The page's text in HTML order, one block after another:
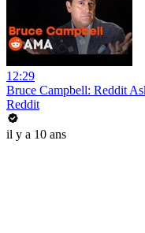
12:29
Bruce Campbell: Reddit
Reddit
il y a 10 ans